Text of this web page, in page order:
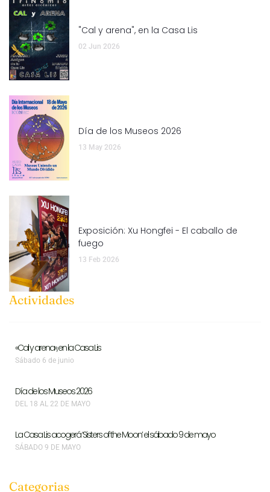
"Cal y arena", en la Casa Lis
02 Jun 2026
Día de los Museos 2026
13 May 2026
Exposición: Xu Hongfei - El caballo de
fuego
13 Feb 2026
Actividades
«Cal y arena», en la Casa Lis
Sábado 6 de junio
Día de los Museos 2026
DEL 18 AL 22 DE MAYO
La Casa Lis acogerá ‘Sisters of the Moon’ el sábado 9 de mayo
SÁBADO 9 DE MAYO
Categorias